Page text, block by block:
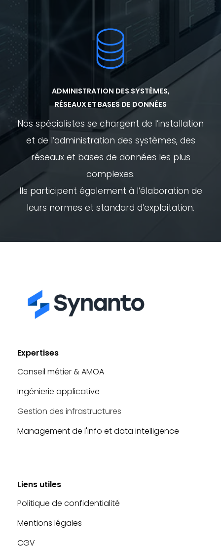
ADMINISTRATION DES SYSTÈMES,
RÉSEAUX ET BASES DE DONNÉES
Nos spécialistes se chargent de l’installation
et de l’administration des systèmes, des
réseaux et bases de données les plus
complexes.
Ils participent également à l’élaboration de
leurs normes et standard d’exploitation.
Expertises
Conseil métier & AMOA
Ingénierie applicative
Gestion des infrastructures
Management de l'info et data intelligence
Liens utiles
Politique de confidentialité
Mentions légales
CGV